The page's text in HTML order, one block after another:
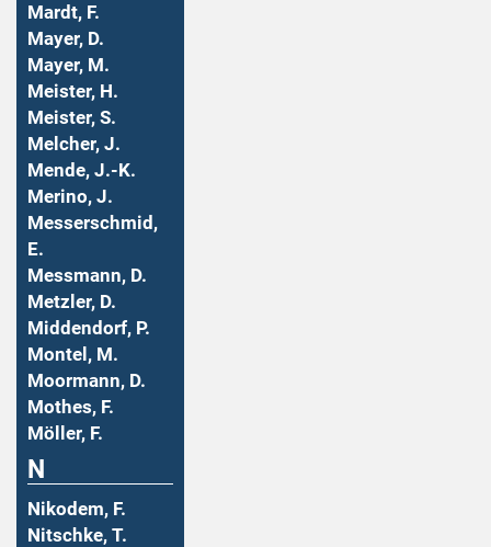
Mardt, F.
Mayer, D.
Mayer, M.
Meister, H.
Meister, S.
Melcher, J.
Mende, J.-K.
Merino, J.
Messerschmid,
E.
Messmann, D.
Metzler, D.
Middendorf, P.
Montel, M.
Moormann, D.
Mothes, F.
Möller, F.
N
Nikodem, F.
Nitschke, T.